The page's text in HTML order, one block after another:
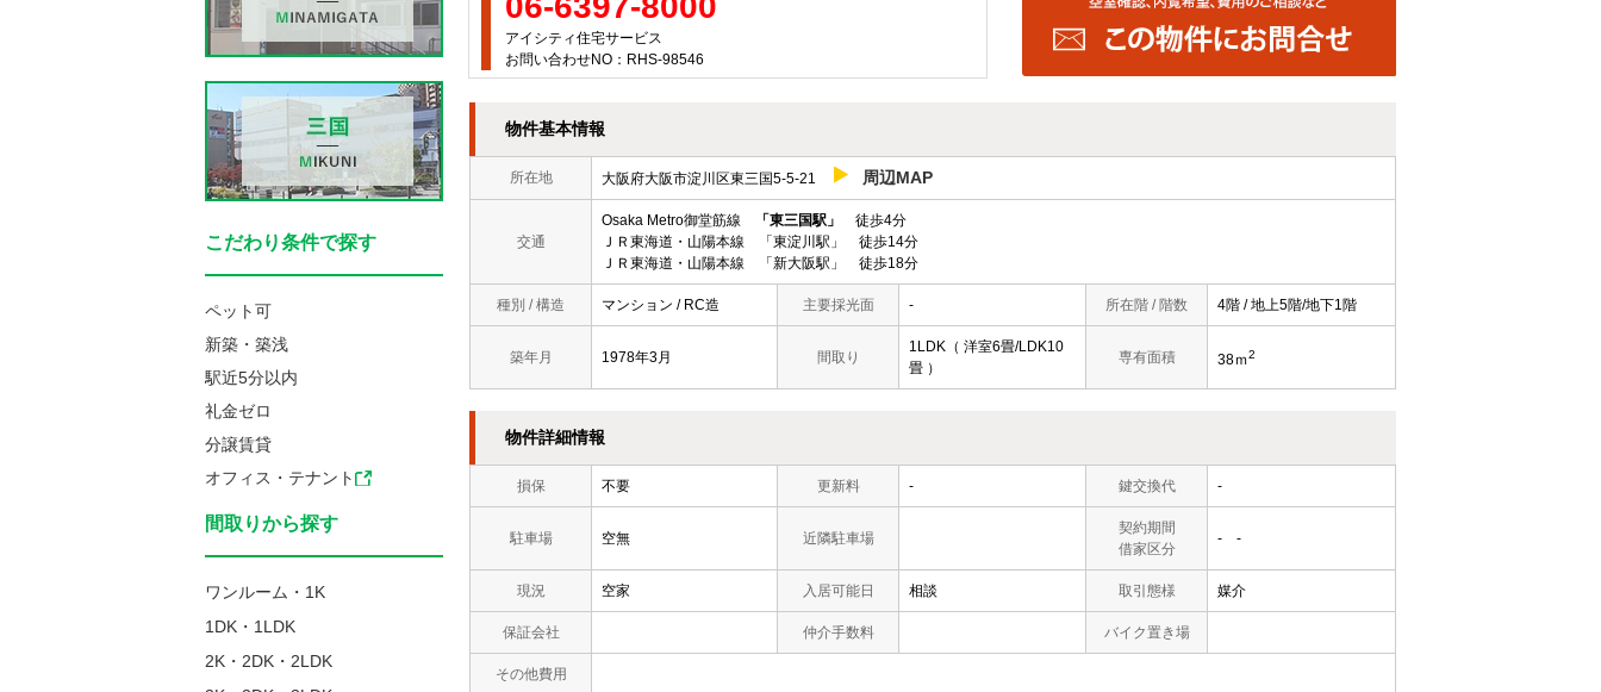
アイシティ住宅サービス
お問い合わせNO：RHS-98546
物件基本情報
所在地 大阪府大阪市淀川区東三国5-5-21 周辺MAP
交通
Osaka Metro御堂筋線 「東三国駅」
徒歩4分
ＪＲ東海道・山陽本線 「東淀川駅」 徒歩14分
ＪＲ東海道・山陽本線 「新大阪駅」 徒歩18分
種別 / 構造 マンション / RC造 主要採光面 - 所在階 / 階数 4階 / 地上5階/地下1階
築年月 1978年3月 間取り
1LDK（ 洋室6畳/LDK10
畳 ）
専有面積 38ｍ2
物件詳細情報
損保 不要 更新料 - 鍵交換代 -
駐車場 空無 近隣駐車場
契約期間
借家区分
- -
現況 空家 入居可能日 相談 取引態様 媒介
保証会社 仲介手数料 バイク置き場
その他費用
こだわり条件で探す
ペット可
新築・築浅
駅近5分以内
礼金ゼロ
分譲賃貸
オフィス・テナント
間取りから探す
ワンルーム・1K
1DK・1LDK
2K・2DK・2LDK